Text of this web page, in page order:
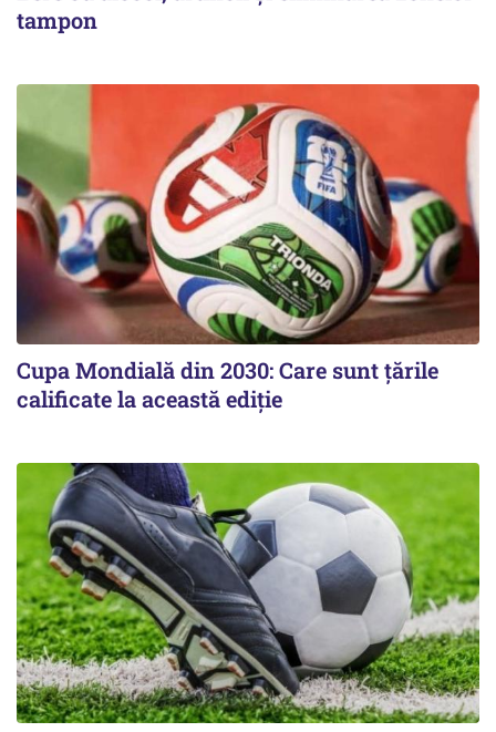
tampon
Cupa Mondială din 2030: Care sunt țările
calificate la această ediție